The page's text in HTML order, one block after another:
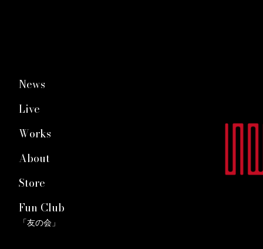
News
Live
Works
About
Store
Fun Club
「友の会」